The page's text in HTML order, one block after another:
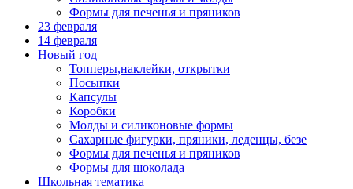
Формы для печенья и пряников
23 февраля
14 февраля
Новый год
Топперы,наклейки, открытки
Посыпки
Капсулы
Коробки
Молды и силиконовые формы
Сахарные фигурки, пряники, леденцы, безе
Формы для печенья и пряников
Формы для шоколада
Школьная тематика